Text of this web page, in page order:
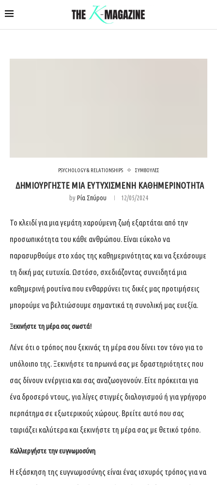
PSYCHOLOGY & RELATIONSHIPS ΣΥΜΒΟΥΛΕΣ
ΔΗΜΙΟΥΡΓΗΣΤΕ ΜΙΑ ΕΥΤΥΧΙΣΜΕΝΗ ΚΑΘΗΜΕΡΙΝΟΤΗΤΑ
byΡία Σπύρου 12/05/2024
Το κλειδί για μια γεμάτη χαρούμενη ζωή εξαρτάται από την
προσωπικότητα του κάθε ανθρώπου. Είναι εύκολο να
παρασυρθούμε στο χάος της καθημερινότητας και να ξεχάσουμε
τη δική μας ευτυχία. Ωστόσο, σχεδιάζοντας συνειδητά μια
καθημερινή ρουτίνα που ενθαρρύνει τις δικές μας προτιμήσεις
μπορούμε να βελτιώσουμε σημαντικά τη συνολική μας ευεξία.
Ξεκινήστε τη μέρα σας σωστά!
Λένε ότι ο τρόπος που ξεκινάς τη μέρα σου δίνει τον τόνο για το
υπόλοιπο της. Ξεκινήστε τα πρωινά σας με δραστηριότητες που
σας δίνουν ενέργεια και σας αναζωογονούν. Είτε πρόκειται για
ένα δροσερό ντους, για λίγες στιγμές διαλογισμού ή για γρήγορο
περπάτημα σε εξωτερικούς χώρους. Βρείτε αυτό που σας
ταιριάζει καλύτερα και ξεκινήστε τη μέρα σας με θετικό τρόπο.
Καλλιεργήστε την ευγνωμοσύνη
Η εξάσκηση της ευγνωμοσύνης είναι ένας ισχυρός τρόπος για να